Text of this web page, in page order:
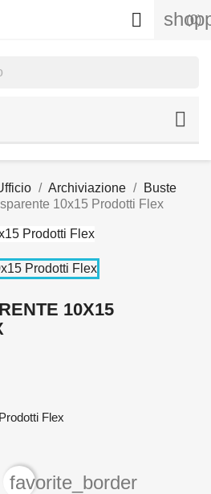
(0)

Archiviazione
Buste
10x15 Prodotti Flex
10X15
Flex
favorite_border